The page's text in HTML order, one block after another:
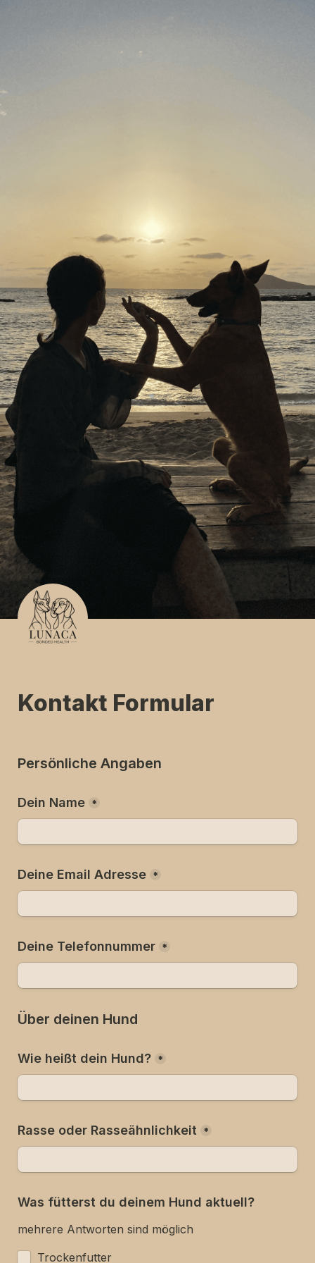
Kontakt Formular
Persönliche Angaben
Dein Name *
Deine Email Adresse *
Deine Telefonnummer *
Über deinen Hund
Wie heißt dein Hund? *
Rasse oder Rasseähnlichkeit *
Was fütterst du deinem Hund aktuell?
mehrere Antworten sind möglich
Trockenfutter